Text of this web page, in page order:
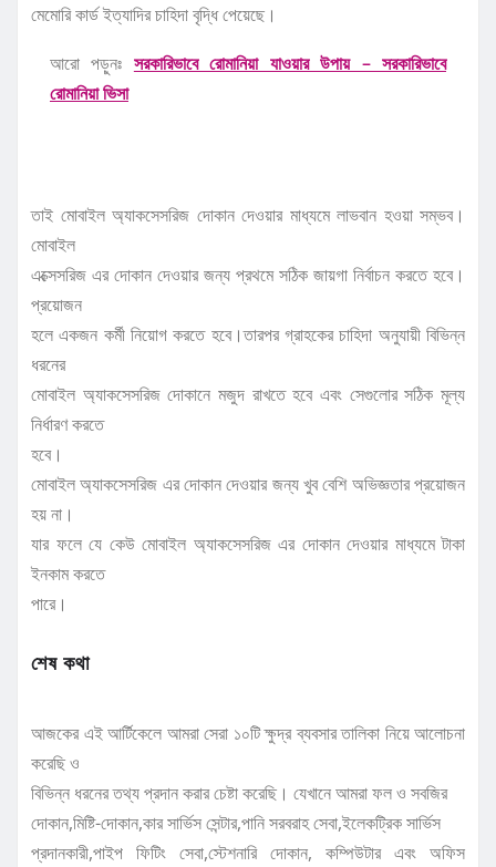
মেমোরি কার্ড ইত্যাদির চাহিদা বৃদ্ধি পেয়েছে।
আরো পড়ুনঃ সরকারিভাবে রোমানিয়া যাওয়ার উপায় – সরকারিভাবে
রোমানিয়া ভিসা
তাই মোবাইল অ্যাকসেসরিজ দোকান দেওয়ার মাধ্যমে লাভবান হওয়া সম্ভব।
মোবাইল
এক্সেসরিজ এর দোকান দেওয়ার জন্য প্রথমে সঠিক জায়গা নির্বাচন করতে হবে।
প্রয়োজন
হলে একজন কর্মী নিয়োগ করতে হবে।তারপর গ্রাহকের চাহিদা অনুযায়ী বিভিন্ন
ধরনের
মোবাইল অ্যাকসেসরিজ দোকানে মজুদ রাখতে হবে এবং সেগুলোর সঠিক মূল্য
নির্ধারণ করতে
হবে।
মোবাইল অ্যাকসেসরিজ এর দোকান দেওয়ার জন্য খুব বেশি অভিজ্ঞতার প্রয়োজন
হয় না।
যার ফলে যে কেউ মোবাইল অ্যাকসেসরিজ এর দোকান দেওয়ার মাধ্যমে টাকা
ইনকাম করতে
পারে।
শেষ কথা
আজকের এই আর্টিকেলে আমরা সেরা ১০টি ক্ষুদ্র ব্যবসার তালিকা নিয়ে আলোচনা
করেছি ও
বিভিন্ন ধরনের তথ্য প্রদান করার চেষ্টা করেছি। যেখানে আমরা ফল ও সবজির
দোকান,মিষ্টি-দোকান,কার সার্ভিস সেন্টার,পানি সরবরাহ সেবা,ইলেকট্রিক সার্ভিস
প্রদানকারী,পাইপ ফিটিং সেবা,স্টেশনারি দোকান, কম্পিউটার এবং অফিস